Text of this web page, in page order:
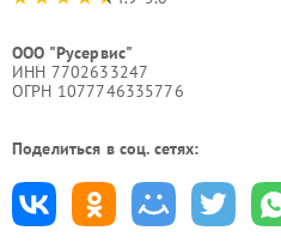
ООО "Русервис"
ИНН 7702633247
ОГРН 1077746335776
Поделиться в соц. сетях: